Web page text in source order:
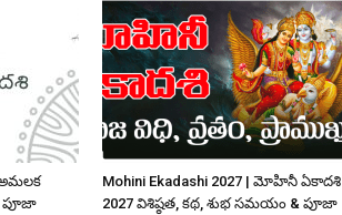
అమలక
పూజా
Mohini Ekadashi 2027 | మోహినీ ఏకాదశి
2027 విశిష్ఠత, కథ, శుభ సమయం & పూజా